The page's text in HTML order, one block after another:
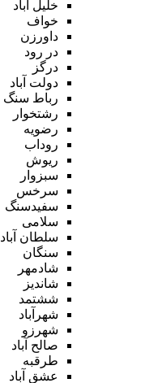
خلیل آباد
خواف
داورزن
در رود
درگز
دولت آباد
رباط سنگ
رشتخوار
رضویه
روداب
ریوش
سبزوار
سرخس
سفیدسنگ
سلامی
سلطان آباد
سنگان
شادمهر
شاندیز
ششتمد
شهرآباد
شهرزو
صالح آباد
طرقبه
عشق آباد